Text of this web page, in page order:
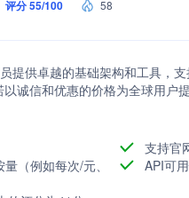
评分 55/100 58
提供卓越的基础架构和工具，
诚信和优惠的价格为全球用户
支持官
（例如每次/元、
API可